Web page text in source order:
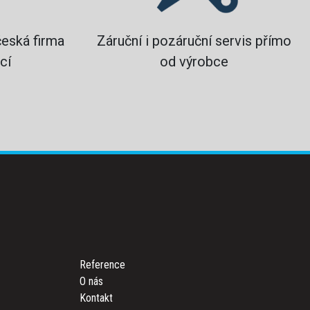
firma
Záruční i pozáruční servis přímo
od výrobce
Reference
O nás
Kontakt